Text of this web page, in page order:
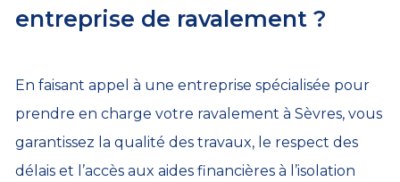
entreprise de ravalement ?
En faisant appel à une entreprise spécialisée pour
prendre en charge votre ravalement à Sèvres, vous
garantissez la qualité des travaux, le respect des
délais et l’accès aux aides financières à l’isolation